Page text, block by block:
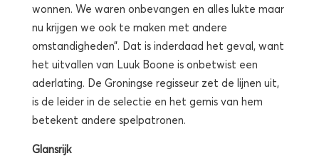
wonnen. We waren onbevangen en alles lukte maar
nu krijgen we ook te maken met andere
omstandigheden”. Dat is inderdaad het geval, want
het uitvallen van Luuk Boone is onbetwist een
aderlating. De Groningse regisseur zet de lijnen uit,
is de leider in de selectie en het gemis van hem
betekent andere spelpatronen.
Glansrijk